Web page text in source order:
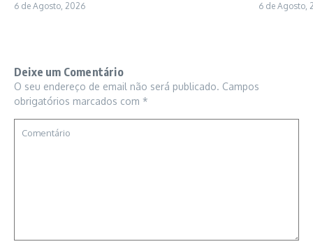
6 de Agosto, 2026 6 de Agosto,
Deixe um Comentário
O seu endereço de email não será publicado. Campos
obrigatórios marcados com *